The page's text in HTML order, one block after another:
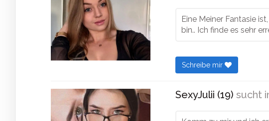
Eine Meiner Fantasie
bin.. Ich finde es sehr
Schreibe mir
SexyJulii (19) sucht